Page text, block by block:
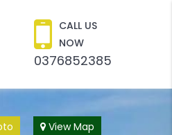
CALL US
NOW
0376852385
View Map